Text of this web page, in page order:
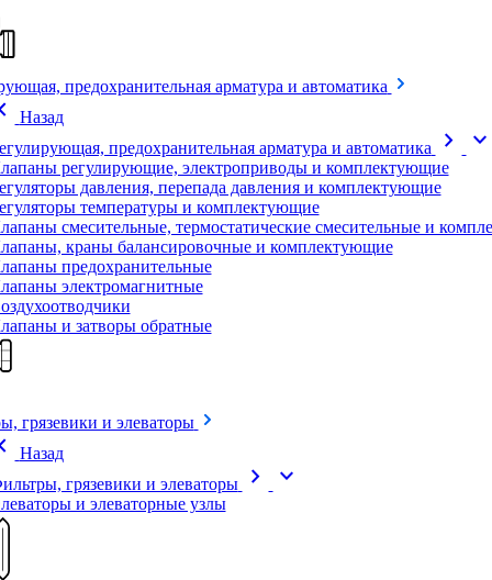
предохранительная арматура и автоматика
Назад
предохранительная арматура и автоматика
chevron_right expand_more
регулирующие, электроприводы и комплектующие
давления, перепада давления и комплектующие
температуры и комплектующие
смесительные, термостатические смесительные и
краны балансировочные и комплектующие
предохранительные
электромагнитные
и затворы обратные
грязевики и элеваторы
Назад
грязевики и элеваторы
chevron_right expand_more
и элеваторные узлы